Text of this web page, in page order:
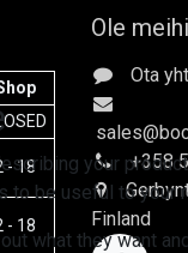
- 18
- 18
Ole
Ota
sales
+358
Finland
your
to be useful to your
what they want